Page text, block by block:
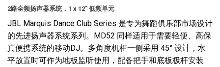
2路全频扬声器系统，1 x 12" 低频单元
JBL Marquis Dance Club Series 是专为舞蹈俱乐部市场设计
的先进扬声器系统系列。MD52 同样适用于需要轻便、高保
真便携系统的移动DJ。多角度机柜一侧采用 45° 设计，水
平放置时可作为地板监听使用，配备把手和底板极杆安装